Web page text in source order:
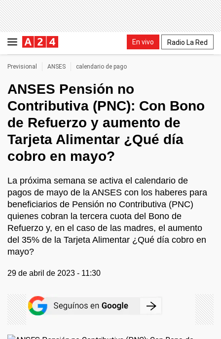
En vivo Radio La Red
Previsional ANSES calendario de pago
ANSES Pensión no
Contributiva (PNC): Con Bono
de Refuerzo y aumento de
Tarjeta Alimentar ¿Qué día
cobro en mayo?
La próxima semana se activa el calendario de
pagos de mayo de la ANSES con los haberes para
beneficiarios de Pensión no Contributiva (PNC)
quienes cobran la tercera cuota del Bono de
Refuerzo y, en el caso de las madres, el aumento
del 35% de la Tarjeta Alimentar ¿Qué día cobro en
mayo?
29 de abril de 2023 - 11:30